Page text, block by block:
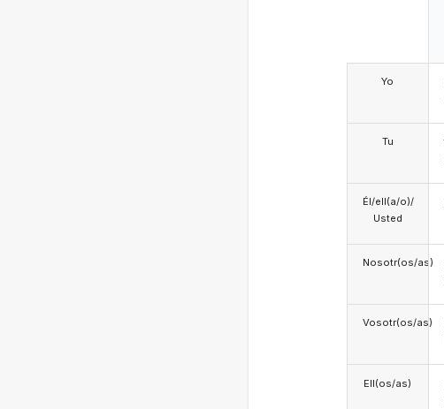
Yo
Tu
Él/ell(a/o)/
Usted
Nosotr(os/as)
Vosotr(os/as)
Ell(os/as)